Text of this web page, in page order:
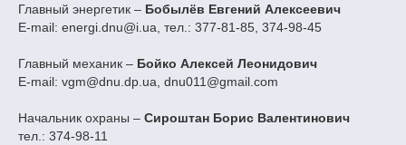
Главный энергетик – Бобылёв Евгений Алексеевич
E-mail: energi.dnu@i.ua, тел.: 377-81-85, 374-98-45
Главный механик – Бойко Алексей Леонидович
E-mail: vgm@dnu.dp.ua, dnu011@gmail.com
Начальник охраны – Сироштан Борис Валентинович
тел.: 374-98-11